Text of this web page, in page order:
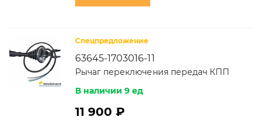
Спецпредложение
63645-1703016-11
Рычаг переключения передач КПП
В наличии 9 ед
11 900 ₽